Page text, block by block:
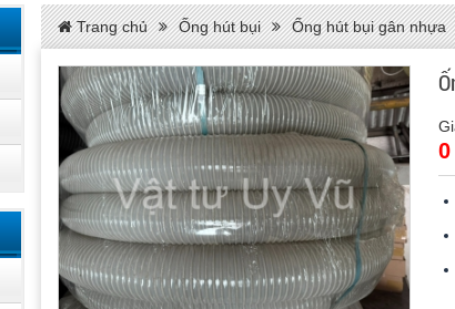
Trang chủ Ống hút bụi Ống hút bụi gân nhựa